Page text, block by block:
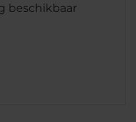
beschikbaar